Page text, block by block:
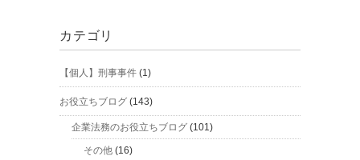
カテゴリ
【個人】刑事事件 (1)
お役立ちブログ (143)
企業法務のお役立ちブログ (101)
その他 (16)